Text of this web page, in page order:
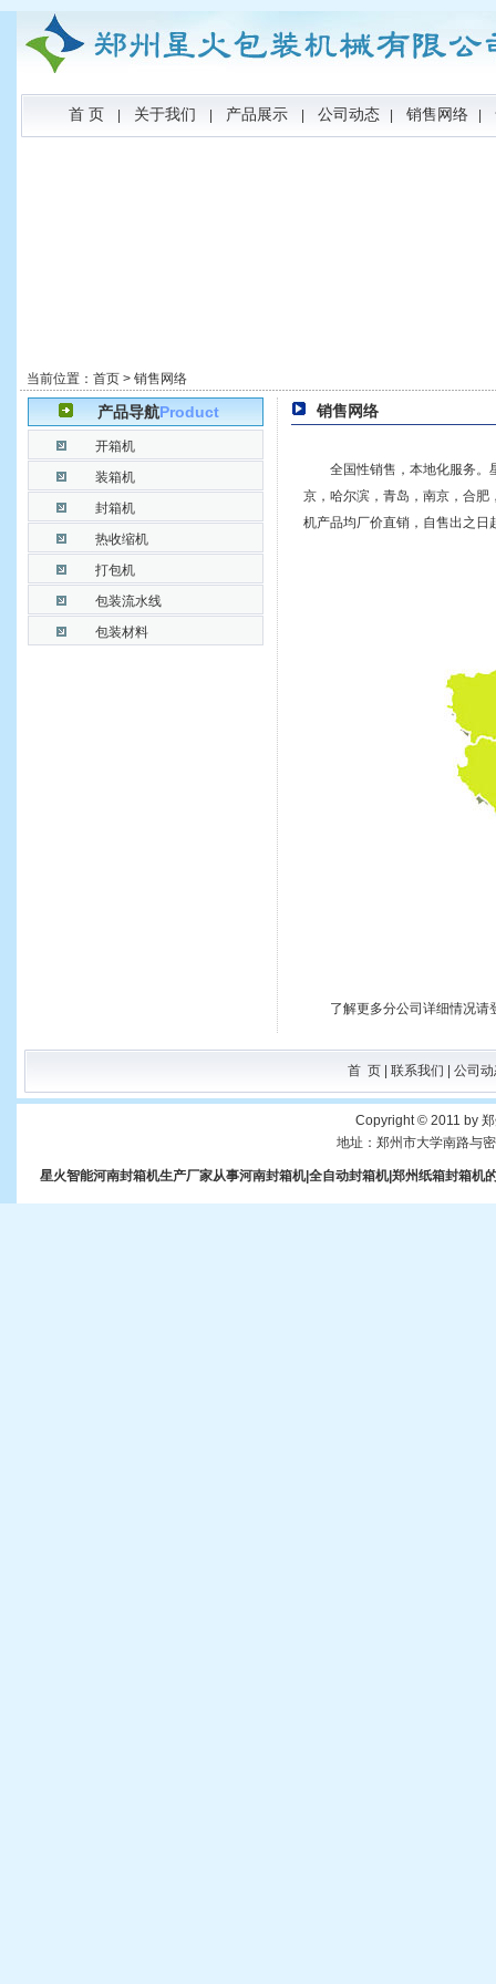
首 页 关于我们 产品展示 |公司动态 |销售网络 |
当前位置： 首页 > 销售网络
产品导航Product
开箱机
装箱机
封箱机
热收缩机
打包机
包装流水线
包装材料
销售网络
全国性销售，本地化服务。
京，哈尔滨，青岛，南京，合肥
机产品均厂价直销，自售出之日
了解更多分公司详细情况请
首 页 联系我们 公司
Copyright © 2011 by
地址：郑州市大学南路与
星火智能河南封箱机生产厂家从事河南封箱机|全自动封箱机|郑州纸箱封箱机